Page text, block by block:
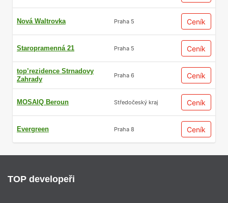
Nová Waltrovka Praha 5 Ceník
Staropramenná 21 Praha 5 Ceník
top’rezidence Strnadovy
Zahrady
Praha 6 Ceník
MOSAIQ Beroun Středočeský kraj Ceník
Evergreen Praha 8 Ceník
TOP developeři